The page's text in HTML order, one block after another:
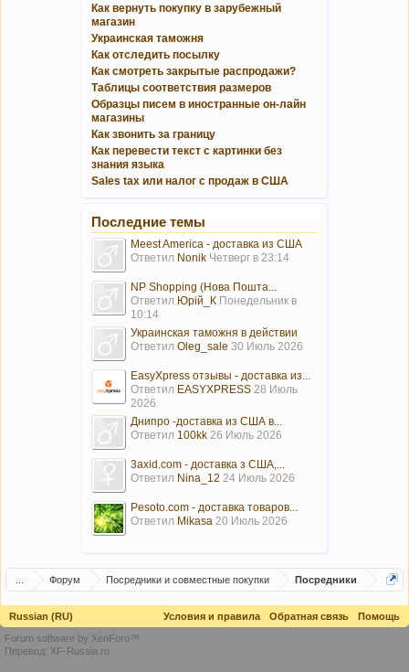
Как вернуть покупку в зарубежный
магазин
Украинская таможня
Как отследить посылку
Как смотреть закрытые распродажи?
Таблицы соответствия размеров
Образцы писем в иностранные он-лайн
магазины
Как звонить за границу
Как перевести текст с картинки без
знания языка
Sales tax или налог с продаж в США
Последние темы
Meest America - доставка из США
Ответил Nonik Четверг в 23:14
NP Shopping (Нова Пошта...
Ответил Юрій_К Понедельник в
10:14
Украинская таможня в действии
Ответил Oleg_sale 30 Июль 2026
EasyXpress отзывы - доставка из...
Ответил EASYXPRESS 28 Июль
2026
Днипро -доставка из США в...
Ответил 100kk 26 Июль 2026
3axid.com - доставка з США,...
Ответил Nina_12 24 Июль 2026
Pesoto.com - доставка товаров...
Ответил Mikasa 20 Июль 2026
Форум Посредники и совместные покупки Посредники
Russian (RU) Условия и правила Обратная связь
Помощь
Forum software by XenForo™
Перевод: XF-Russia.ru